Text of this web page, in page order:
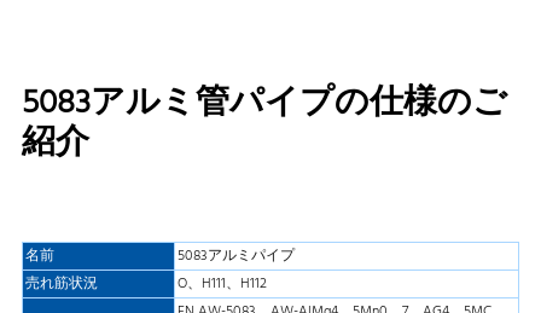
5083アルミ管パイプの仕様のご
紹介
名前
5083アルミパイプ
売れ筋状況
O、H111、H112